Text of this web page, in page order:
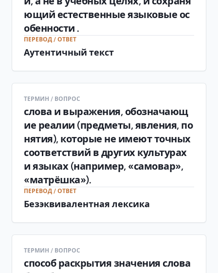
ющий естественные языковые ос
обенности .
ПЕРЕВОД / ОТВЕТ
Аутентичный текст
ТЕРМИН / ВОПРОС
слова и выражения, обозначающ
ие реалии (предметы, явления, по
нятия), которые не имеют точных
соответствий в других культурах
и языках (например, «самовар»,
«матрёшка»).
ПЕРЕВОД / ОТВЕТ
Безэквивалентная лексика
ТЕРМИН / ВОПРОС
способ раскрытия значения слова